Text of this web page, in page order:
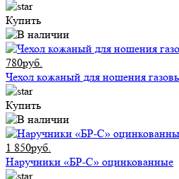
Купить
780руб.
Чехол кожаный для ношения
Купить
1 850руб.
Наручники «БР-С» оцинкованные